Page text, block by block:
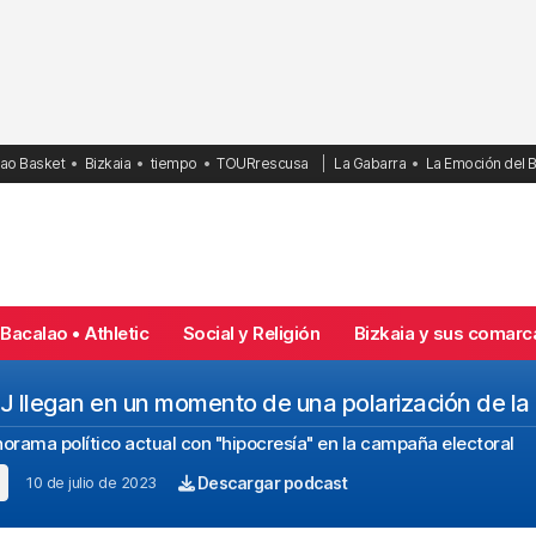
Basket Bizkaia tiempo TOURrescusa La Gabarra La Emoción del
Bacalao • Athletic Social y Religión Bizkaia y sus
llegan en un momento de una polarización de
político actual con "hipocresía" en la campaña electoral
10 de julio de 2023 Descargar podcast